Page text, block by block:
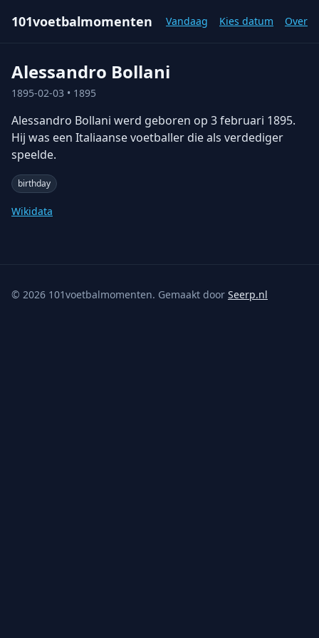
101voetbalmomenten Vandaag Kies datum Over
Alessandro Bollani
1895-02-03 • 1895
Alessandro Bollani werd geboren op 3 februari 1895.
Hij was een Italiaanse voetballer die als verdediger
speelde.
birthday
Wikidata
© 2026 101voetbalmomenten. Gemaakt door Seerp.nl